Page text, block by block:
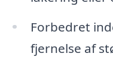
Forbedret
fjernelse af